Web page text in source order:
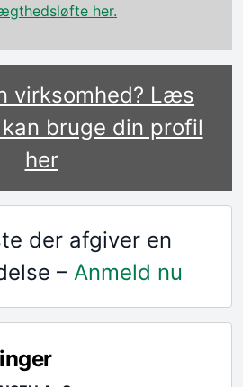
her.
virksomhed? Læs
bruge din profil
her
der afgiver en
– Anmeld nu